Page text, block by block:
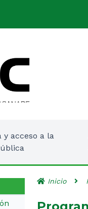
y acceso a la
Inicio